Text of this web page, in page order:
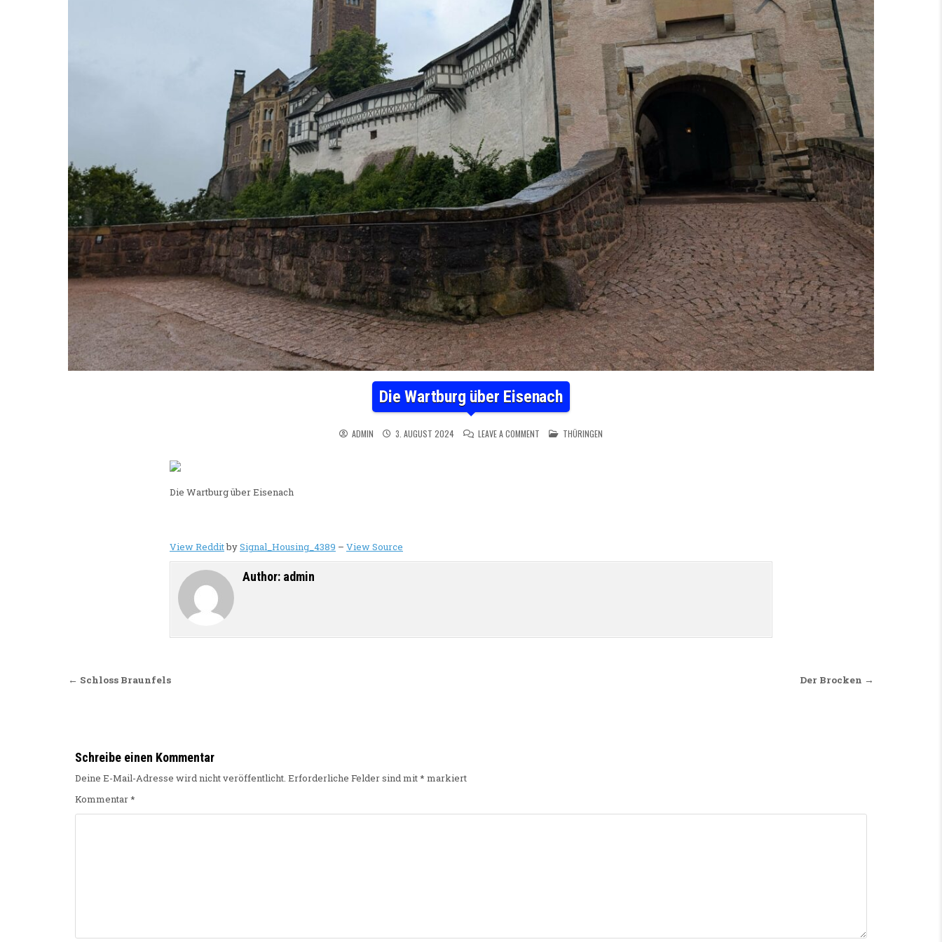
Die Wartburg über Eisenach
ADMIN 3. AUGUST 2024 LEAVE A COMMENT ON DIE WARTBURG ÜBER EISENACH
POSTED IN
THÜRINGEN
Die Wartburg über Eisenach
View RedditbySignal_Housing_4389 – View Source
Author: admin
Beitragsnavigation Der Brocken →
← Schloss Braunfels
Schreibe einen Kommentar
Deine E-Mail-Adresse wird nicht veröffentlicht. Erforderliche Felder sind mit* markiert
Kommentar*